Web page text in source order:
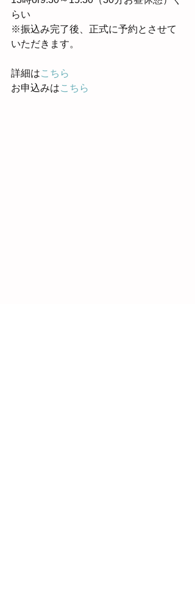
らい
※振込み完了後、正式に予約とさせて
いただきます。
詳細はこちら
お申込みはこちら